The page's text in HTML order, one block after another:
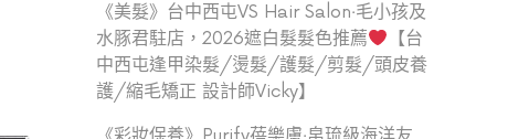
《美髮》台中西屯VS Hair Salon‧毛小孩及
水豚君駐店，2026遮白髮髮色推薦
【台
中西屯逢甲染髮/燙髮/護髮/剪髮/頭皮養
護/縮毛矯正 設計師Vicky】